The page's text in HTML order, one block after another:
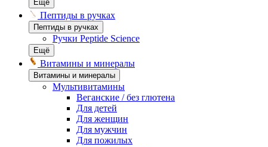
Ещё
Пептиды в ручках
Пептиды в ручках
Ручки Peptide Science
Ещё
Витамины и минералы
Витамины и минералы
Мультивитамины
Веганские / без глютена
Для детей
Для женщин
Для мужчин
Для пожилых